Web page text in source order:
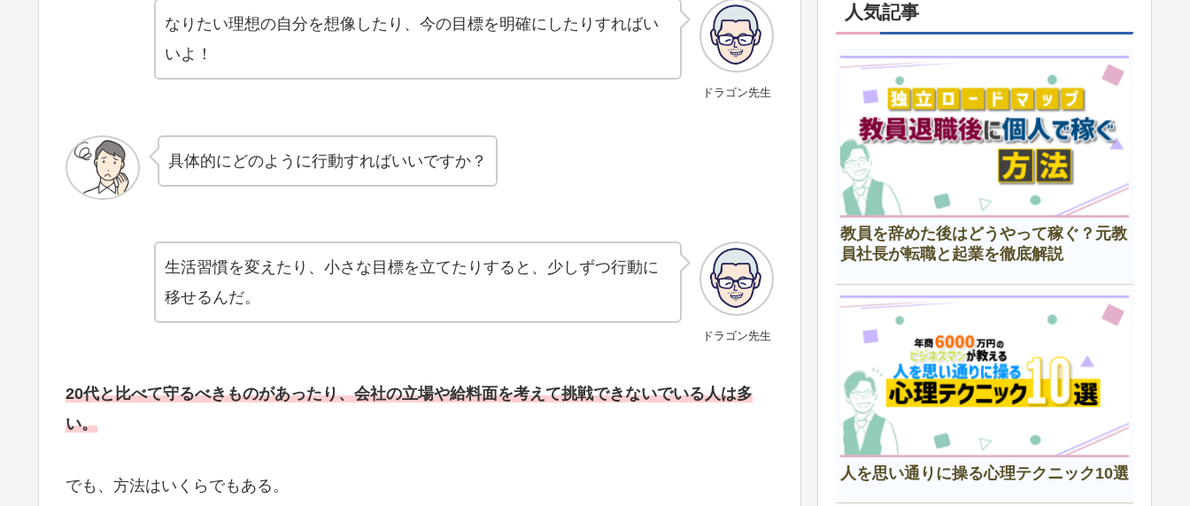
ドラゴン先生
なりたい理想の自分を想像したり、今の目標を明確にしたりすればい
いよ！
具体的にどのように行動すればいいですか？
ドラゴン先生
生活習慣を変えたり、小さな目標を立てたりすると、少しずつ行動に
移せるんだ。
20代と比べて守るべきものがあったり、会社の立場や給料面を考えて挑戦できないでいる人は多
い。
でも、方法はいくらでもある。
人気記事
教員を辞めた後はどうやって稼ぐ？元教
員社長が転職と起業を徹底解説
人を思い通りに操る心理テクニック10選